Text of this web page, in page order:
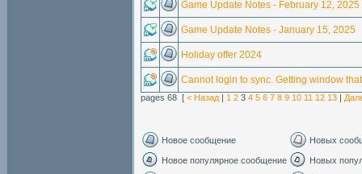
Game Update Notes - February 12, 2025
Game Update Notes - January 15, 2025
Holiday offer 2024
Cannot login to sync. Getting window
pages 68 [ < Назад | 1 2 3 4 5 6 7 8 9 10 11 12 13 |
Новое сообщение Новых
Новое популярное сообщение
Новых